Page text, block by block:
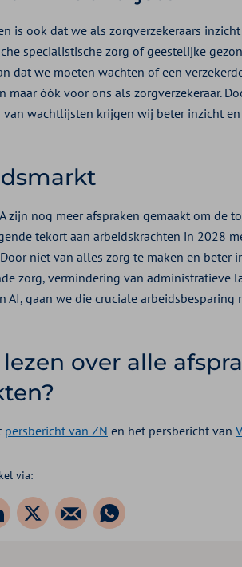
is ook dat we als zorgverzekeraars
specialistische zorg of geestelijke
dat we moeten wachten of een
maar óók voor ons als zorgverzekeraar.
van wachtlijsten krijgen wij beter inzicht
zijn nog meer afspraken gemaakt om de
tekort aan arbeidskrachten in 2028
niet van alles zorg te maken en
zorg, vermindering van administratieve
AI, gaan we die cruciale arbeidsbesparing
lezen over alle
persbericht van ZN en het persbericht van
via: